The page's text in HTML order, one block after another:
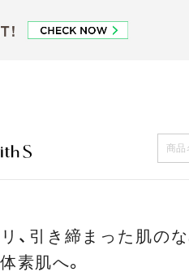
、引き締まった肌の
素肌へ。